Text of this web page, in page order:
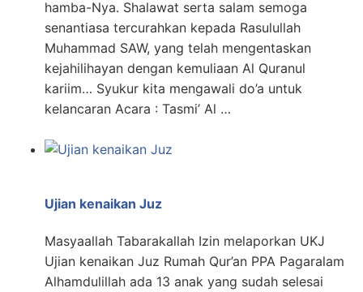
hamba-Nya. Shalawat serta salam semoga
senantiasa tercurahkan kepada Rasulullah
Muhammad SAW, yang telah mengentaskan
kejahilihayan dengan kemuliaan Al Quranul
kariim… Syukur kita mengawali do’a untuk
kelancaran Acara : Tasmi’ Al …
Ujian kenaikan Juz
Masyaallah Tabarakallah Izin melaporkan UKJ
Ujian kenaikan Juz Rumah Qur’an PPA Pagaralam
Alhamdulillah ada 13 anak yang sudah selesai